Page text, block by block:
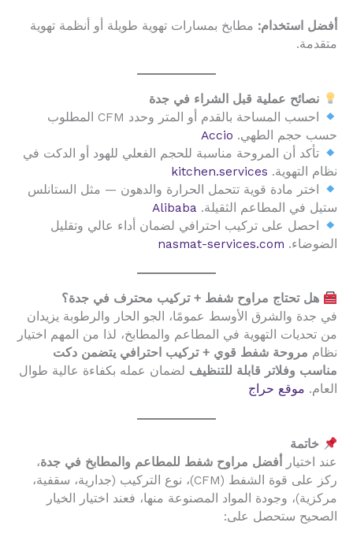
أفضل استخدام: مطابخ بمسارات تهوية طويلة أو أنظمة تهوية
متقدمة.
نصائح عملية قبل الشراء في جدة
احسب المساحة بالقدم أو المتر وحدد CFM المطلوب
حسب حجم الطهي. Accio
تأكد أن المروحة مناسبة للحجم الفعلي للهود أو الدكت في
نظام التهوية. kitchen.services
اختر مادة قوية تتحمل الحرارة والدهون — مثل الستانلس
ستيل في المطاعم الثقيلة. Alibaba
احصل على تركيب احترافي لضمان أداء عالي وتقليل
الضوضاء. nasmat-services.com
هل تحتاج مراوح شفط + تركيب محترف في جدة؟
في جدة والشرق الأوسط عمومًا، الجو الحار والرطوبة يزيدان
من تحديات التهوية في المطاعم والمطابخ، لذا من المهم اختيار
نظام مروحة شفط قوي + تركيب احترافي يتضمن دكت
مناسب وفلاتر قابلة للتنظيف لضمان عمله بكفاءة عالية طوال
العام. موقع حراج
خاتمة
عند اختيار
أفضل مراوح شفط للمطاعم والمطابخ في جدة،
ركز على قوة الشفط (CFM)، نوع التركيب (جدارية، سقفية،
مركزية)، وجودة المواد المصنوعة منها، فعند اختيار الخيار
الصحيح ستحصل على: